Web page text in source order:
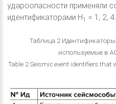
удароопасности применяли
идентификаторами H1 = 1, 2, 4.
Таблица 2
используемые в
Table 2 Seismic event identifiers that